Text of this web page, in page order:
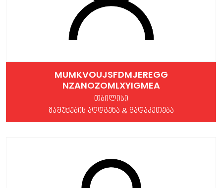
MUMKVOUJSFDMJEREGG
NZANOZOMLXYIGMEA
თბილისი
მაშუქების აღდგენა & გადაკეთება